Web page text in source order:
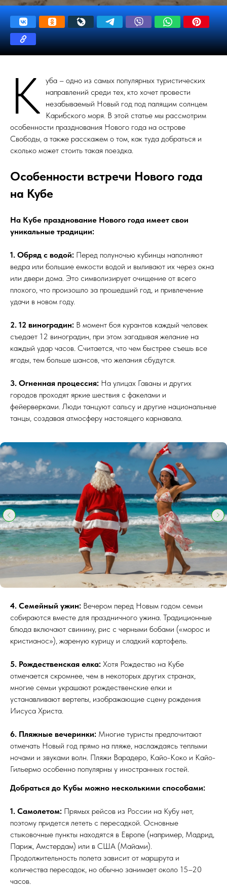
К уба – одно из самых популярных туристических
направлений среди тех, кто хочет провести
незабываемый Новый год под палящим солнцем
Карибского моря. В этой статье мы рассмотрим
особенности празднования Нового года на острове
Свободы, а также расскажем о том, как туда добраться и
сколько может стоить такая поездка.
Особенности встречи Нового года
на Кубе
На Кубе празднование Нового года имеет свои
уникальные традиции:
1. Обряд с водой: Перед полуночью кубинцы наполняют
ведра или большие емкости водой и выливают их через окна
или двери дома. Это символизирует очищение от всего
плохого, что произошло за прошедший год, и привлечение
удачи в новом году.
2. 12 виноградин: В момент боя курантов каждый человек
съедает 12 виноградин, при этом загадывая желание на
каждый удар часов. Считается, что чем быстрее съешь все
ягоды, тем больше шансов, что желания сбудутся.
3. Огненная процессия: На улицах Гаваны и других
городов проходят яркие шествия с факелами и
фейерверками. Люди танцуют сальсу и другие национальные
танцы, создавая атмосферу настоящего карнавала.
4. Семейный ужин: Вечером перед Новым годом семьи
собираются вместе для праздничного ужина. Традиционные
блюда включают свинину, рис с черными бобами («морос и
кристианос»), жареную курицу и сладкий картофель.
5. Рождественская елка: Хотя Рождество на Кубе
отмечается скромнее, чем в некоторых других странах,
многие семьи украшают рождественские елки и
устанавливают вертепы, изображающие сцену рождения
Иисуса Христа.
6. Пляжные вечеринки: Многие туристы предпочитают
отмечать Новый год прямо на пляже, наслаждаясь теплыми
ночами и звуками волн. Пляжи Варадеро, Кайо-Коко и Кайо-
Гильермо особенно популярны у иностранных гостей.
Добраться до Кубы можно несколькими способами:
1. Самолетом: Прямых рейсов из России на Кубу нет,
поэтому придется лететь с пересадкой. Основные
стыковочные пункты находятся в Европе (например, Мадрид,
Париж, Амстердам) или в США (Майами).
Продолжительность полета зависит от маршрута и
количества пересадок, но обычно занимает около 15–20
часов.